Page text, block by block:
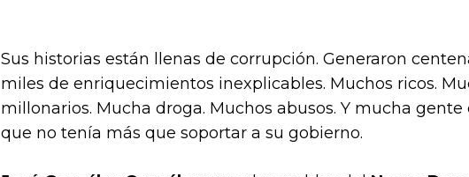
Sus historias están llenas de corrupción. Generaron
miles de enriquecimientos inexplicables. Muchos ricos.
millonarios. Mucha droga. Muchos abusos. Y mucha gente
que no tenía más que soportar a su gobierno.